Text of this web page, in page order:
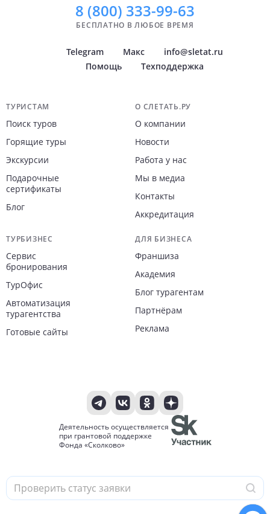
8 (800) 333-99-63
БЕСПЛАТНО В ЛЮБОЕ ВРЕМЯ
Telegram Макс
info@sletat.ru
Помощь
Техподдержка
Навигация по сайту
ТУРИСТАМ
Поиск туров
Горящие туры
Экскурсии
Подарочные
сертификаты
Блог
О СЛЕТАТЬ.РУ
О компании
Новости
Работа у нас
Мы в медиа
Контакты
Аккредитация
ТУРБИЗНЕС
Сервис
бронирования
ТурОфис
Автоматизация
турагентства
Готовые сайты
ДЛЯ БИЗНЕСА
Франшиза
Академия
Блог турагентам
Партнёрам
Реклама
Деятельность осуществляется
при грантовой поддержке
Фонда «Сколково»